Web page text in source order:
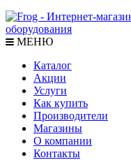
МЕНЮ
Каталог
Акции
Услуги
Как купить
Производители
Магазины
О компании
Контакты